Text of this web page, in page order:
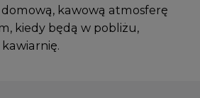
kawową atmosferę
kiedy będą w pobliżu,